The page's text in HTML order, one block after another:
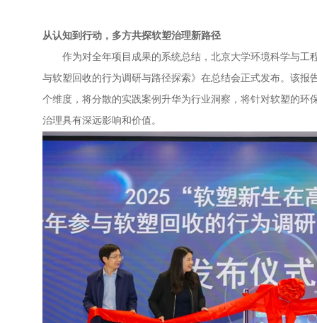
从认知到行动，多方共探软塑治理新路径
作为对全年项目成果的系统总结，北京大学环境科学与工
与软塑回收的行为调研与路径探索》在总结会正式发布。该
个维度，将分散的实践案例升华为行业洞察，将针对软塑的
治理具有深远影响和价值。